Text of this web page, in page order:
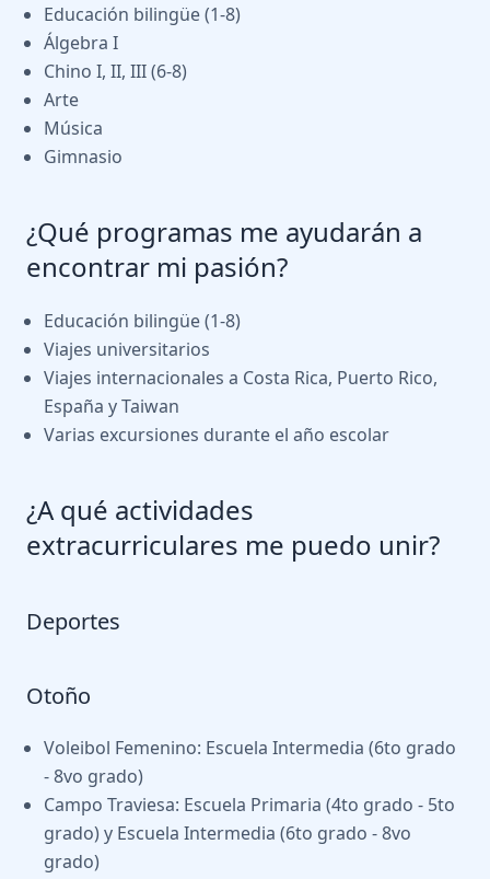
Educación bilingüe (1-8)
Álgebra I
Chino I, II, III (6-8)
Arte
Música
Gimnasio
¿Qué programas me ayudarán a
encontrar mi pasión?
Educación bilingüe (1-8)
Viajes universitarios
Viajes internacionales a Costa Rica, Puerto Rico,
España y Taiwan
Varias excursiones durante el año escolar
¿A qué actividades
extracurriculares me puedo unir?
Deportes
Otoño
Voleibol Femenino: Escuela Intermedia (6to grado
- 8vo grado)
Campo Traviesa: Escuela Primaria (4to grado - 5to
grado) y Escuela Intermedia (6to grado - 8vo
grado)